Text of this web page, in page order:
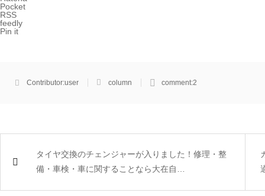
Pocket
RSS
feedly
Pin it
Contributor:user column comment:2
タイヤ交換のチェンジャーが入りました！修理・整
備・車検・車に関することなら大在自…